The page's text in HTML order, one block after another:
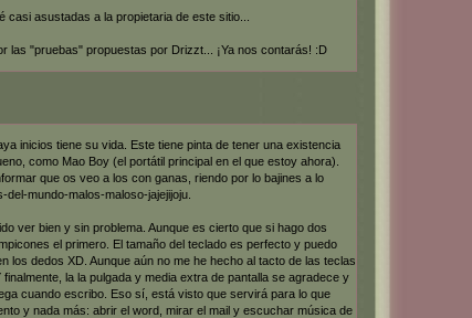
casi asustadas a la propietaria de este sitio...
las "pruebas" propuestas por Drizzt... ¡Ya nos contarás! :D
inicios tiene su vida. Este tiene pinta de tener una existencia
como Mao Boy (el portátil principal en el que estoy ahora).
que os veo a los con ganas, riendo por lo bajines a lo
mundo-malos-maloso-jajejijoju.
ver bien y sin problema. Aunque es cierto que si hago dos
el primero. El tamaño del teclado es perfecto y puedo
los dedos XD. Aunque aún no me he hecho al tacto de las teclas
la la pulgada y media extra de pantalla se agradece y
cuando escribo. Eso sí, está visto que servirá para lo que
y nada más: abrir el word, mirar el mail y escuchar música de